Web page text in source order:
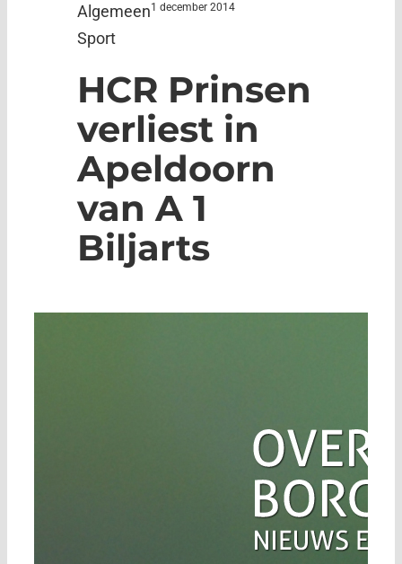
Algemeen
Sport
1 december 2014
HCR Prinsen
verliest in
Apeldoorn
van A 1
Biljarts